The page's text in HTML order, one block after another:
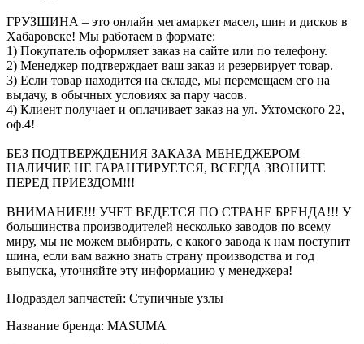
ГРУЗШИНА – это онлайн мегамаркет масел, шин и дисков в
Хабаровске! Мы работаем в формате:
1) Покупатель оформляет заказ на сайте или по телефону.
2) Менеджер подтверждает ваш заказ и резервирует товар.
3) Если товар находится на складе, мы перемещаем его на
выдачу, в обычных условиях за пару часов.
4) Клиент получает и оплачивает заказ на ул. Ухтомского 22,
оф.4!
БЕЗ ПОДТВЕРЖДЕНИЯ ЗАКАЗА МЕНЕДЖЕРОМ
НАЛИЧИЕ НЕ ГАРАНТИРУЕТСЯ, ВСЕГДА ЗВОНИТЕ
ПЕРЕД ПРИЕЗДОМ!!!
ВНИМАНИЕ!!! УЧЕТ ВЕДЕТСЯ ПО СТРАНЕ БРЕНДА!!! У
большинства производителей несколько заводов по всему
миру, мы не можем выбирать, с какого завода к нам поступит
шина, если вам важно знать страну производства и год
выпуска, уточняйте эту информацию у менеджера!
Подраздел запчастей: Ступичные узлы
Название бренда: MASUMA